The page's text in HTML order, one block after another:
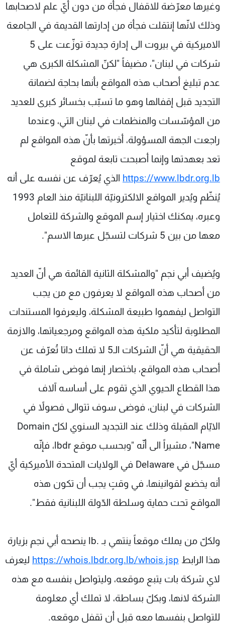
وغيرها معرّضة للاقفال فجأة من دون أيّ علم لاصحابها
وذلك لانّها إنتقلت فجأة من إدارتها القديمة في الجامعة
الاميركية في بيروت الى إدارة جديدة توزّعت على 5
شركات في لبنان"، مضيفاً "لكنّ المشكلة الكبرى هي
عدم تبليغ أصحاب هذه المواقع بأنها بحاجة لضمانة
التجديد قبل إقفالها وهو ما تسبّب بخسائر كبرى للعديد
من المؤسّسات والمنظمات في لبنان التي، وعندما
راجعت الجهة المسؤولة، أخبرتها بأنّ هذه المواقع لم
تعد بعهدتها وإنما أصبحت تابعة لموقع
https://www.lbdr.org.lb الذي يُعرّف عن نفسه على أنه
يُنظّم ويُدير المواقع الالكترونيّة اللبنانيّة منذ العام 1993
وعبره، يمكنك اختيار إسم الموقع والشركة للتعامل
معها من بين 5 شركات لتسجّل عبرها الاسم".
ويُضيف أبي نجم "والمشكلة الثانية القائمة هي أنّ العديد
من أصحاب هذه المواقع لا يعرفون مع من يجب
التواصل ليفهموا طبيعة المشكلة، وليعرفوا المستندات
المطلوبة لتأكيد ملكية هذه المواقع ومرجعياتها، والازمة
الحقيقية هي أنّ الشركات الـ5 لا تملك داتا تُعرّف عن
أصحاب هذه المواقع، باختصار إنها فوضى شاملة في
هذا القطاع الحيوي الذي تقوم على أساسه آلاف
الشركات في لبنان، فوضى سوف تتوالى فصولاً في
الايّام المقبلة وذلك عند التجديد السنوي لكلّ Domain
Name"، مشيراً الى أنّه "وبحسب موقع lbdr، فإنّه
مسجّل في Delaware في الولايات المتحدة الأميركية أيّ
أنه يخضع لقوانينها، في وقتٍ يجب أن تكون هذه
المواقع تحت حماية وسلطة الدّولة اللبنانية فقط".
ولكلّ من يملك موقعاً ينتهي بـ .lb ينصحه أبي نجم بزيارة
هذا الرابط https://whois.lbdr.org.lb/whois.jsp ليعرف
لاي شركة بات يتبع موقعه، وليتواصل بنفسه مع هذه
الشركة لانها، وبكلّ بساطة، لا تملك أي معلومة
للتواصل بنفسها معه قبل أن تقفل موقعه.